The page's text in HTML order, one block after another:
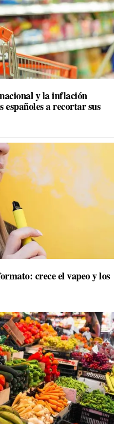
y la inflación
a recortar sus
crece el vapeo y los